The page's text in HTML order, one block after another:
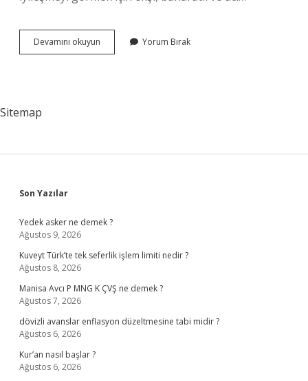
Devamını okuyun
Basur
Yorum Bırak
Sitemap
Sidebar
Son Yazılar
Yedek asker ne demek ?
Ağustos 9, 2026
Kuveyt Türk’te tek seferlik işlem limiti nedir ?
Ağustos 8, 2026
Manisa Avcı P MNG K ÇVŞ ne demek ?
Ağustos 7, 2026
dövizli avanslar enflasyon düzeltmesine tabi midir ?
Ağustos 6, 2026
Kur’an nasıl başlar ?
Ağustos 6, 2026